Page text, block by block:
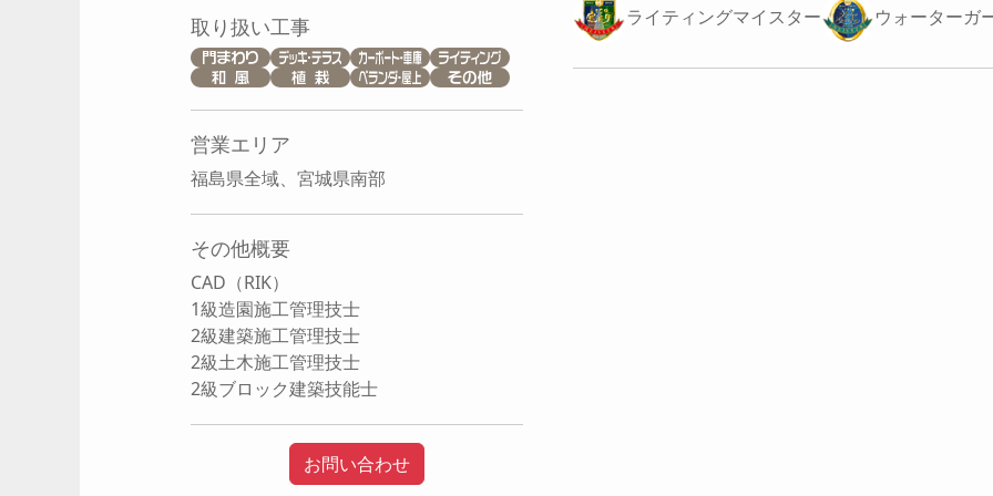
取り扱い工事
営業エリア
福島県全域、宮城県南部
その他概要
CAD（RIK）
1級造園施工管理技士
2級建築施工管理技士
2級土木施工管理技士
2級ブロック建築技能士
お問い合わせ
ライティングマイスター ウォーターガ